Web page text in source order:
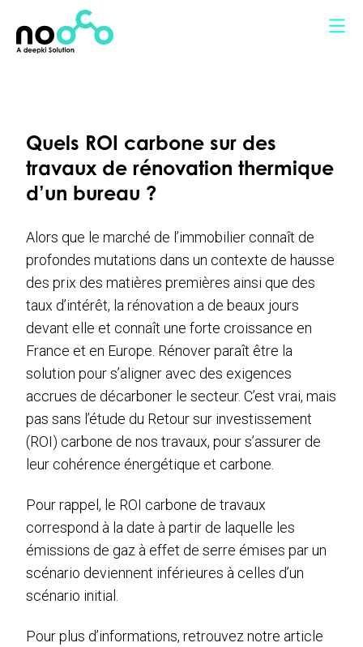
Quels ROI carbone sur des
travaux de rénovation thermique
d’un bureau ?
Alors que le marché de l’immobilier connaît de
profondes mutations dans un contexte de hausse
des prix des matières premières ainsi que des
taux d’intérêt, la rénovation a de beaux jours
devant elle et connaît une forte croissance en
France et en Europe. Rénover paraît être la
solution pour s’aligner avec des exigences
accrues de décarboner le secteur. C’est vrai, mais
pas sans l’étude du Retour sur investissement
(ROI) carbone de nos travaux, pour s’assurer de
leur cohérence énergétique et carbone.
Pour rappel, le ROI carbone de travaux
correspond à la date à partir de laquelle les
émissions de gaz à effet de serre émises par un
scénario deviennent inférieures à celles d’un
scénario initial.
Pour plus d’informations, retrouvez notre article
Panneau de gestion des cookies